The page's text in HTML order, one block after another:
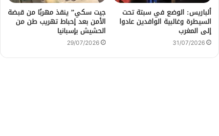
ألباريس: الوضع في سبتة تحت
السيطرة وغالبية الوافدين عادوا
إلى المغرب
31/07/2026
جيت سكي” ينقذ مهربًا من قبضة
الأمن بعد إحباط تهريب طن من
الحشيش بإسبانيا
29/07/2026